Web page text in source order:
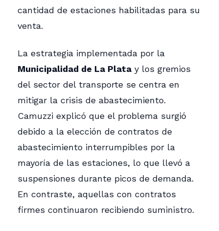
cantidad de estaciones habilitadas para su
venta.
La estrategia implementada por la
Municipalidad de La Plata y los gremios
del sector del transporte se centra en
mitigar la crisis de abastecimiento.
Camuzzi explicó que el problema surgió
debido a la elección de contratos de
abastecimiento interrumpibles por la
mayoría de las estaciones, lo que llevó a
suspensiones durante picos de demanda.
En contraste, aquellas con contratos
firmes continuaron recibiendo suministro.